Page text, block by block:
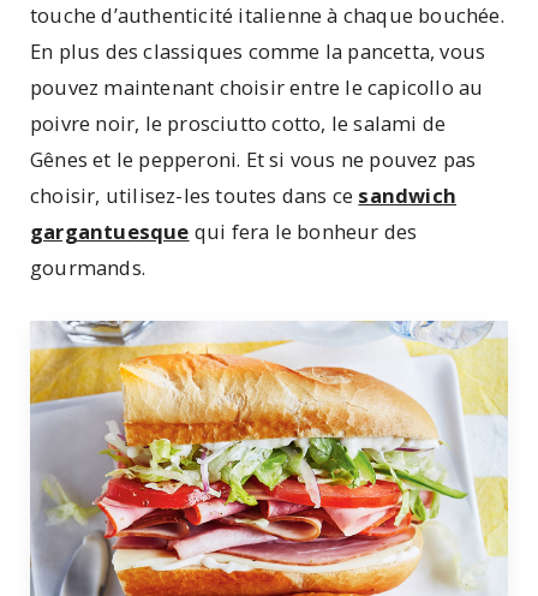
touche d’authenticité italienne à chaque bouchée.
En plus des classiques comme la pancetta, vous
pouvez maintenant choisir entre le capicollo au
poivre noir, le prosciutto cotto, le salami de
Gênes et le pepperoni. Et si vous ne pouvez pas
choisir, utilisez-les toutes dans ce sandwich
gargantuesque qui fera le bonheur des
gourmands.